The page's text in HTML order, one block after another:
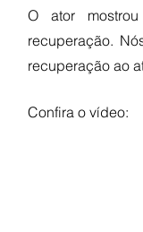
O ator
recuperação.
recuperação ao
Confira o vídeo: